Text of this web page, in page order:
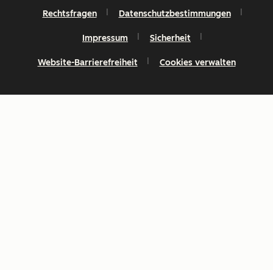
Rechtsfragen Datenschutzbestimmungen
Impressum Sicherheit
Website-Barrierefreiheit Cookies verwalten